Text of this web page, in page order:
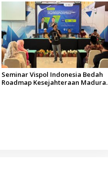
Seminar Vispol Indonesia Bedah
Roadmap Kesejahteraan Madura,